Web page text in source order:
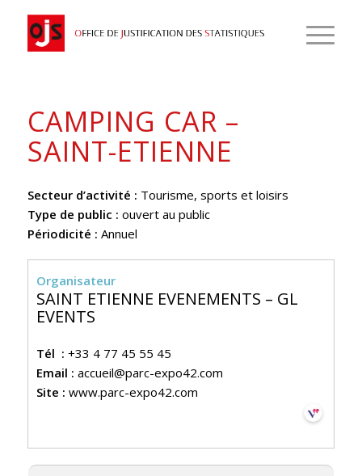
CAMPING CAR –
SAINT-ETIENNE
Secteur d’activité : Tourisme, sports et loisirs
Type de public : ouvert au public
Périodicité : Annuel
Organisateur
SAINT ETIENNE EVENEMENTS – GL
EVENTS
Tél : +33 4 77 45 55 45
Email : accueil@parc-expo42.com
Site : www.parc-expo42.com